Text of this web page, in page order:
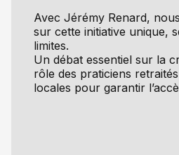
Avec Jérémy Renard,
sur cette initiative unique,
limites.
Un débat essentiel sur la
rôle des praticiens
locales pour garantir